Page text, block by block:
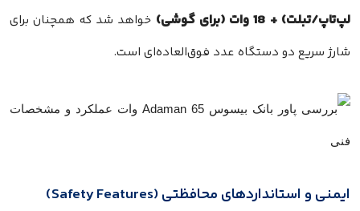
لپ‌تاپ/تبلت) + 18 وات (برای گوشی)
خواهد شد که همچنان برای
شارژ سریع دو دستگاه عدد فوق‌العاده‌ای است.
ایمنی و استانداردهای محافظتی (Safety Features)